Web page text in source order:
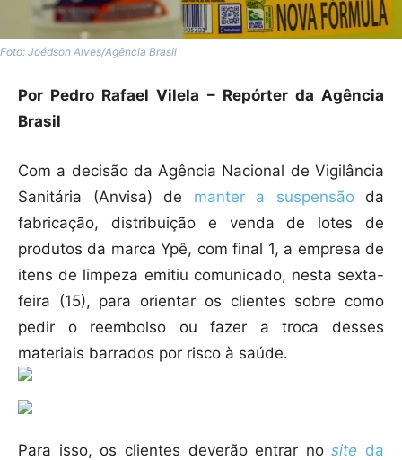
Foto: Joédson Alves/Agência Brasil
Por Pedro Rafael Vilela – Repórter da Agência
Brasil
Com a decisão da Agência Nacional de Vigilância
Sanitária (Anvisa) de manter a suspensãoda
fabricação, distribuição e venda de lotes de
produtos da marca Ypê, com final 1, a empresa de
itens de limpeza emitiu comunicado, nesta sexta-
feira (15), para orientar os clientes sobre como
pedir o reembolso ou fazer a troca desses
materiais barrados por risco à saúde.
Para isso, os clientes deverão entrar nosite da